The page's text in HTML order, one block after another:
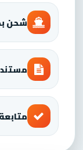
شحن
متابعة